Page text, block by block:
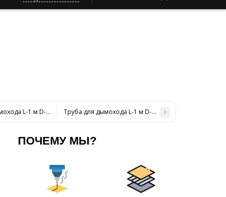
L-1 м D-130 мм толщина 1 мм
Труба для дымохода L-1 м D-150 мм толщина 1 мм
ПОЧЕМУ МЫ?